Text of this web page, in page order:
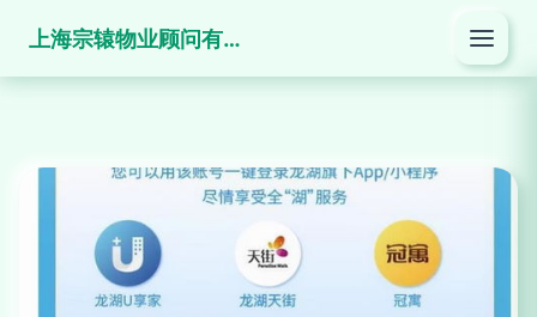
上海宗辕物业顾问有限公司